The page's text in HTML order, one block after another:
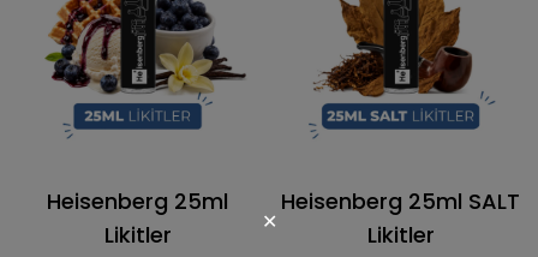
Heisenberg 25ml
Likitler
Heisenberg 25ml SALT
Likitler
✕